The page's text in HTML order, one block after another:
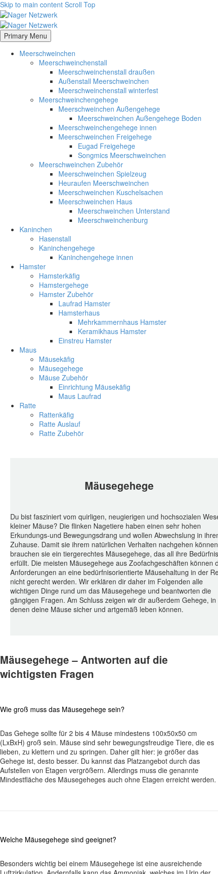
Skip to main content Scroll Top
Primary Menu
Meerschweinchen
Meerschweinchenstall
Meerschweinchenstall draußen
Außenstall Meerschweinchen
Meerschweinchenstall winterfest
Meerschweinchengehege
Meerschweinchen Außengehege
Meerschweinchen Außengehege Boden
Meerschweinchengehege innen
Meerschweinchen Freigehege
Eugad Freigehege
Songmics Meerschweinchen
Meerschweinchen Zubehör
Meerschweinchen Spielzeug
Heuraufen Meerschweinchen
Meerschweinchen Kuschelsachen
Meerschweinchen Haus
Meerschweinchen Unterstand
Meerschweinchenburg
Kaninchen
Hasenstall
Kaninchengehege
Kaninchengehege innen
Hamster
Hamsterkäfig
Hamstergehege
Hamster Zubehör
Laufrad Hamster
Hamsterhaus
Mehrkammernhaus Hamster
Keramikhaus Hamster
Einstreu Hamster
Maus
Mäusekäfig
Mäusegehege
Mäuse Zubehör
Einrichtung Mäusekäfig
Maus Laufrad
Ratte
Rattenkäfig
Ratte Auslauf
Ratte Zubehör
Mäusegehege
Du bist fasziniert vom quirligen, neugierigen und hochsozialen
kleiner Mäuse? Die flinken Nagetiere haben einen sehr hohen
Erkundungs-und Bewegungsdrang und wollen Abwechslung in
Zuhause. Damit sie ihrem natürlichen Verhalten nachgehen
brauchen sie ein tiergerechtes Mäusegehege, das all ihre
erfüllt. Die meisten Mäusegehege aus Zoofachgeschäften können
Anforderungen an eine bedürfnisorientierte Mäusehaltung in der
nicht gerecht werden. Wir erklären dir daher im Folgenden alle
wichtigen Dinge rund um das Mäusegehege und beantworten die
gängigen Fragen. Am Schluss zeigen wir dir außerdem Gehege, in
denen deine Mäuse sicher und artgemäß leben können.
Mäusegehege – Antworten auf die
wichtigsten Fragen
Wie groß muss das Mäusegehege sein?
Das Gehege sollte für 2 bis 4 Mäuse mindestens 100x50x50 cm
(LxBxH) groß sein. Mäuse sind sehr bewegungsfreudige Tiere, die es
lieben, zu klettern und zu springen. Daher gilt hier: je größer das
Gehege ist, desto besser. Du kannst das Platzangebot durch das
Aufstellen von Etagen vergrößern. Allerdings muss die genannte
Mindestfläche des Mäusegeheges auch ohne Etagen erreicht werden.
Welche Mäusegehege sind geeignet?
Besonders wichtig bei einem Mäusegehege ist eine ausreichende